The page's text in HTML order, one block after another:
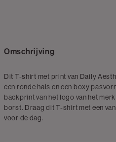
Omschrijving
Dit T-shirt met print van Daily
een ronde hals en een boxy
backprint van het logo van het
borst. Draag dit T-shirt met een
voor de dag.